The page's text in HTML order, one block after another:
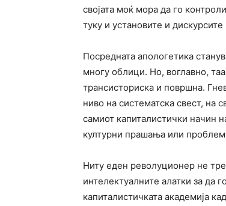
својата моќ мора да го
туку и установите и
Посредната апологетика
многу облици. Но, воглавно,
трансисториска и површна.
ниво на систематска свест, на
самиот капиталистички начин
културни прашања или
Ниту еден револуционер не
интелектуалните алатки за да
капиталистичката академија